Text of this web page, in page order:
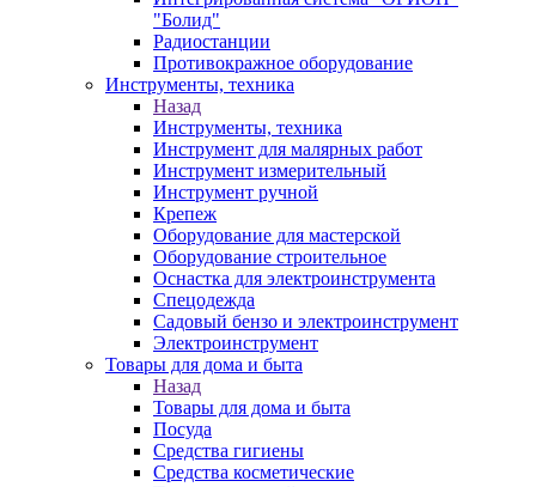
"Болид"
Радиостанции
Противокражное оборудование
Инструменты, техника
Назад
Инструменты, техника
Инструмент для малярных работ
Инструмент измерительный
Инструмент ручной
Крепеж
Оборудование для мастерской
Оборудование строительное
Оснастка для электроинструмента
Спецодежда
Садовый бензо и электроинструмент
Электроинструмент
Товары для дома и быта
Назад
Товары для дома и быта
Посуда
Средства гигиены
Средства косметические